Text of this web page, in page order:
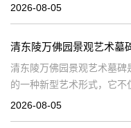
5063清东陵万佛园，作为中
2026-08-05
清东陵万佛园景观艺术墓碑
的一种新型艺术形式，它不
尊重和缅怀，更是一种文化
2026-08-05